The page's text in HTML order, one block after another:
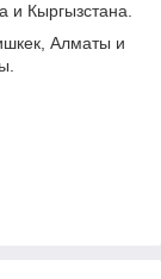
и Кыргызстана.
Алматы и